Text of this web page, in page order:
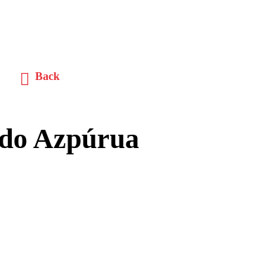
Back
Azpúrua